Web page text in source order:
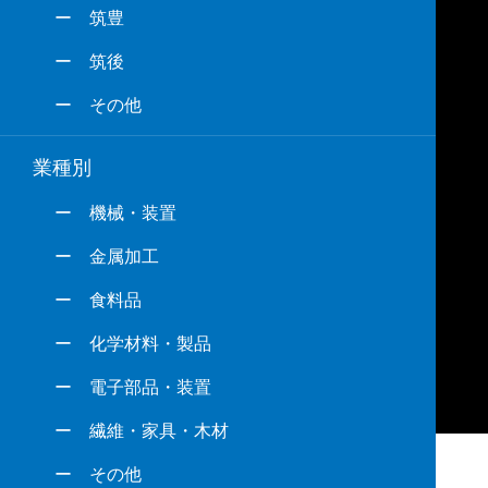
ー 筑豊
ー 筑後
ー その他
業種別
ー 機械・装置
ー 金属加工
ー 食料品
ー 化学材料・製品
ー 電子部品・装置
ー 繊維・家具・木材
ー その他